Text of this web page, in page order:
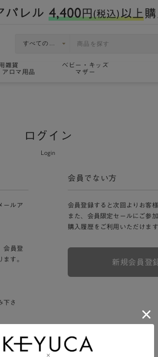
雑貨
アロマ用品
ベビー・キッズ
マザー
ログイン
Login
ールア
会員登
す。
下さ
会員でない方
会員登録すると次回よりお客
また、会員限定セールにご参
購入履歴をご利用いただけま
新規会員登